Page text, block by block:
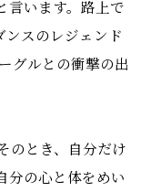
言います。路上で
ンスのレジェンド
グルとの衝撃の出
のとき、自分だけ
分の心と体をめい